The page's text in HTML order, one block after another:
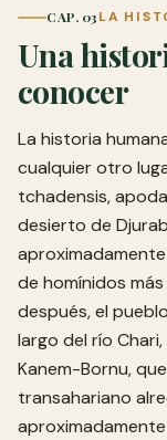
CAP. 03LA
Una
conocer
La historia
cualquier otro
tchadensis,
desierto de
de homínidos
después, el
largo del río
Kanem-Bornu,
transahariano
aproximadamente